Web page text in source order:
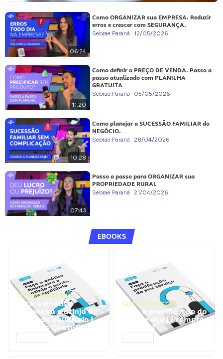
06:24
Como ORGANIZAR sua EMPRESA. Reduzir
erros e crescer com SEGURANÇA.
Sebrae Paraná 12/05/2026
11:20
Como definir o PREÇO DE VENDA. Passo a
passo atualizado com PLANILHA
GRATUITA
Sebrae Paraná 05/05/2026
10:28
Como planejar a SUCESSÃO FAMILIAR do
NEGÓCIO.
Sebrae Paraná 28/04/2026
07:43
Passo a passo para ORGANIZAR sua
PROPRIEDADE RURAL
Sebrae Paraná 21/04/2026
EBOOKS
GESTÃO FINANCEIRA
Faça a análise
financeira e atinja o
ponto de equilíbrio |
Prompts ChatGPT
GESTÃO FINANCEIRA
Faça a precificação do
seu serviço | Prompts
ChatGPT